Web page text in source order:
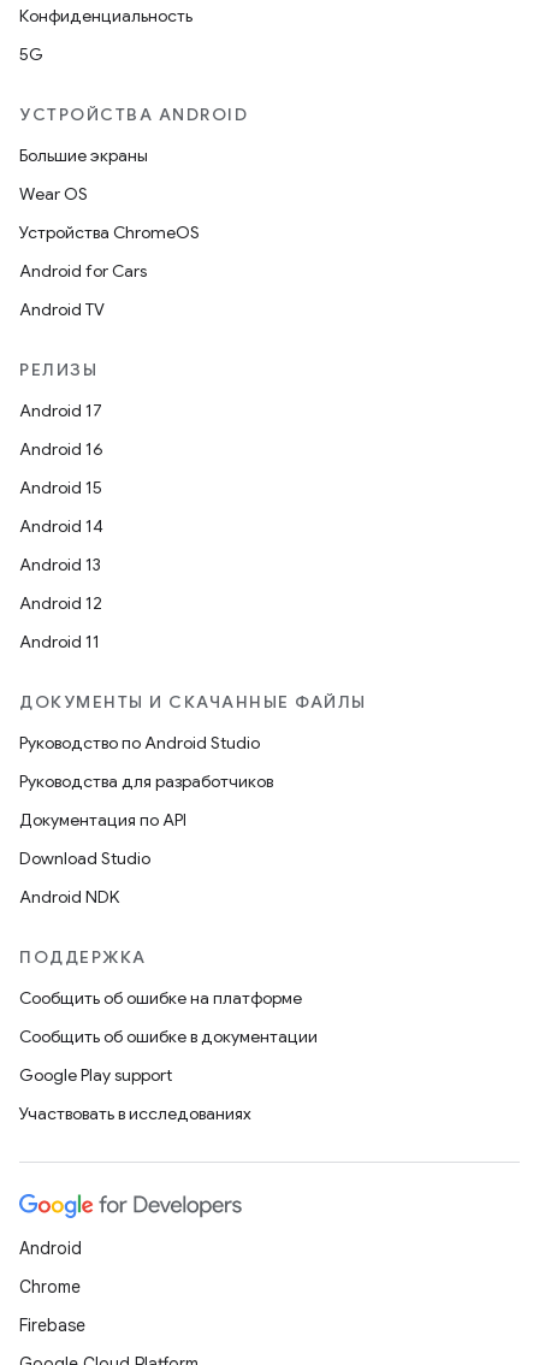
Конфиденциальность
5G
УСТРОЙСТВА ANDROID
Большие экраны
Wear OS
Устройства ChromeOS
Android for Cars
Android TV
РЕЛИЗЫ
Android 17
Android 16
Android 15
Android 14
Android 13
Android 12
Android 11
ДОКУМЕНТЫ И СКАЧАННЫЕ ФАЙЛЫ
Руководство по Android Studio
Руководства для разработчиков
Документация по API
Download Studio
Android NDK
ПОДДЕРЖКА
Сообщить об ошибке на платформе
Сообщить об ошибке в документации
Google Play support
Участвовать в исследованиях
Android
Chrome
Firebase